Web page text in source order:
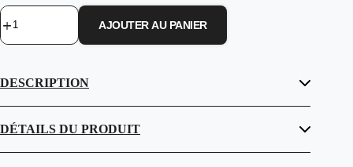
quantité
de
DOC
–
Cascina
Fontana
AJOUTER AU PANIER
DESCRIPTION
DÉTAILS DU PRODUIT